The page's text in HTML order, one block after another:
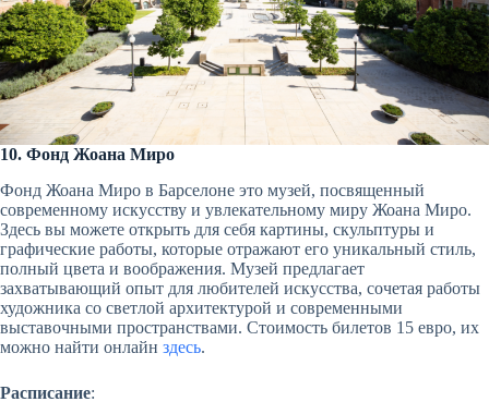
10. Фонд Жоана Миро
Фонд Жоана Миро в Барселоне это музей, посвященный
современному искусству и увлекательному миру Жоана Миро.
Здесь вы можете открыть для себя картины, скульптуры и
графические работы, которые отражают его уникальный стиль,
полный цвета и воображения. Музей предлагает
захватывающий опыт для любителей искусства, сочетая работы
художника со светлой архитектурой и современными
выставочными пространствами. Стоимость билетов 15 евро, их
можно найти онлайн здесь.
Расписание: